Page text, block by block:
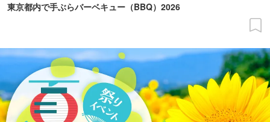
東京都内で手ぶらバーベキュー（BBQ）2026